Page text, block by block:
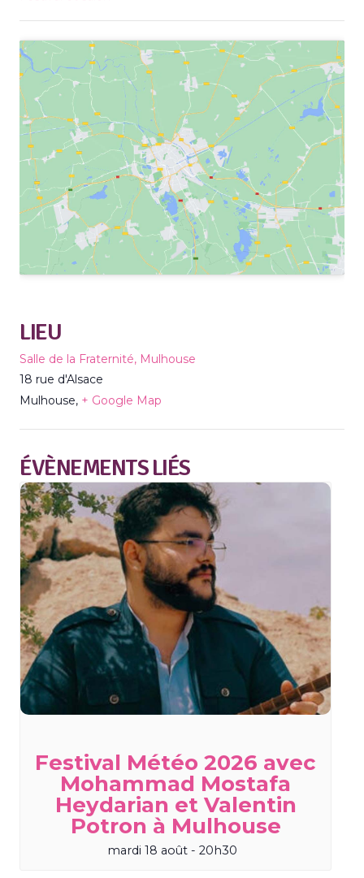
LIEU
Salle de la Fraternité, Mulhouse
18 rue d'Alsace
Mulhouse, + Google Map
ÉVÈNEMENTS LIÉS
Festival Météo 2026 avec
Mohammad Mostafa
Heydarian et Valentin
Potron à Mulhouse
mardi 18 août - 20h30